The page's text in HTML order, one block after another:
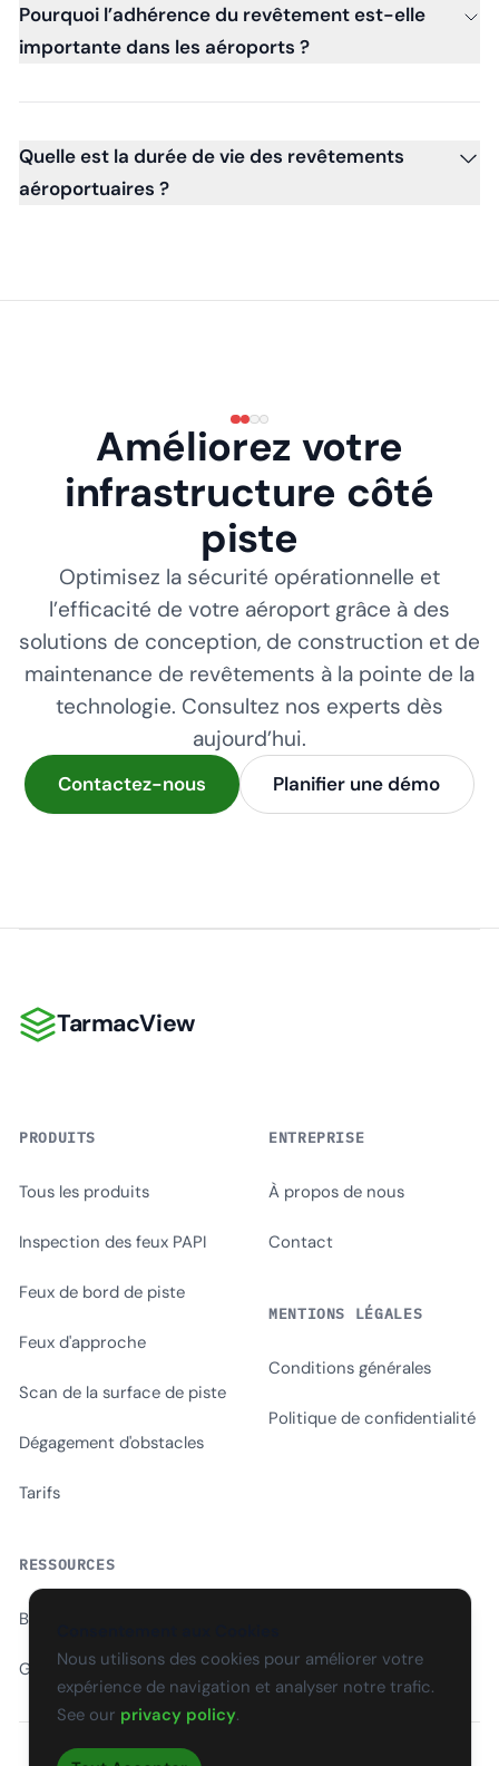
Pourquoi l’adhérence du revêtement est-elle
importante dans les aéroports ?
Quelle est la durée de vie des revêtements
aéroportuaires ?
Améliorez votre
infrastructure côté
piste
Optimisez la sécurité opérationnelle et
l’efficacité de votre aéroport grâce à des
solutions de conception, de construction et de
maintenance de revêtements à la pointe de la
technologie. Consultez nos experts dès
aujourd’hui.
Contactez-nous Planifier une démo
TarmacView
TarmacView
PRODUITS
Tous les produits
Inspection des feux PAPI
Feux de bord de piste
Feux d'approche
Scan de la surface de piste
Dégagement d'obstacles
Tarifs
RESSOURCES
Blog
Glossaire
ENTREPRISE
À propos de nous
Contact
MENTIONS LÉGALES
Conditions générales
Politique de confidentialité
Nous utilisons des cookies pour améliorer votre
expérience de navigation et analyser notre trafic.
See our privacy policy.